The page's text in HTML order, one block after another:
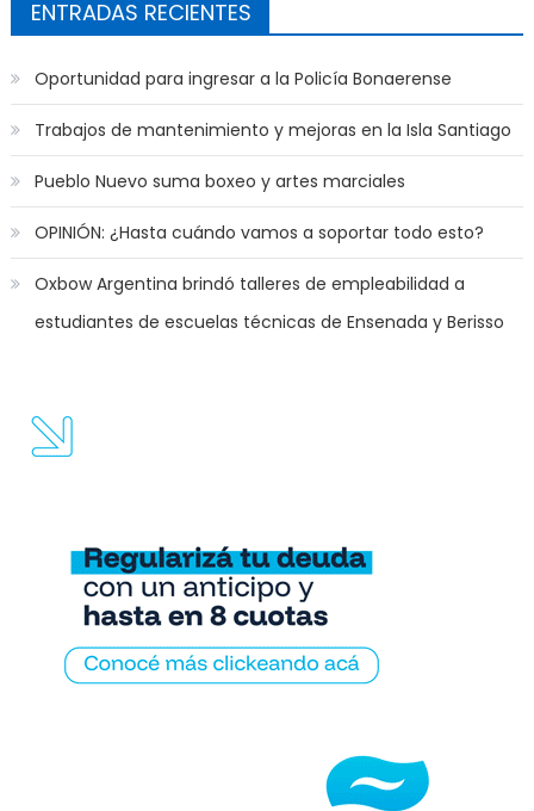
ENTRADAS RECIENTES
Oportunidad para ingresar a la Policía Bonaerense
Trabajos de mantenimiento y mejoras en la Isla Santiago
Pueblo Nuevo suma boxeo y artes marciales
OPINIÓN: ¿Hasta cuándo vamos a soportar todo esto?
Oxbow Argentina brindó talleres de empleabilidad a
estudiantes de escuelas técnicas de Ensenada y Berisso